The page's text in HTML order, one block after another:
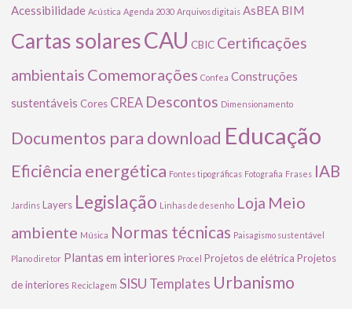
Acessibilidade Acústica Agenda 2030 Arquivos digitais AsBEA BIM
Cartas solaresCAU CBIC Certificações
ambientais Comemorações Confea Construções
sustentáveis Cores CREA Descontos Dimensionamento
Documentos para download Educação
Eficiência energética Fontes tipográficas Fotografia Frases IAB
Jardins Layers Legislação Linhas de desenho Loja Meio
ambiente Música Normas técnicas Paisagismo sustentável
Plano diretor Plantas em interiores Procel Projetos de elétrica Projetos
de interiores Reciclagem SISU Templates Urbanismo